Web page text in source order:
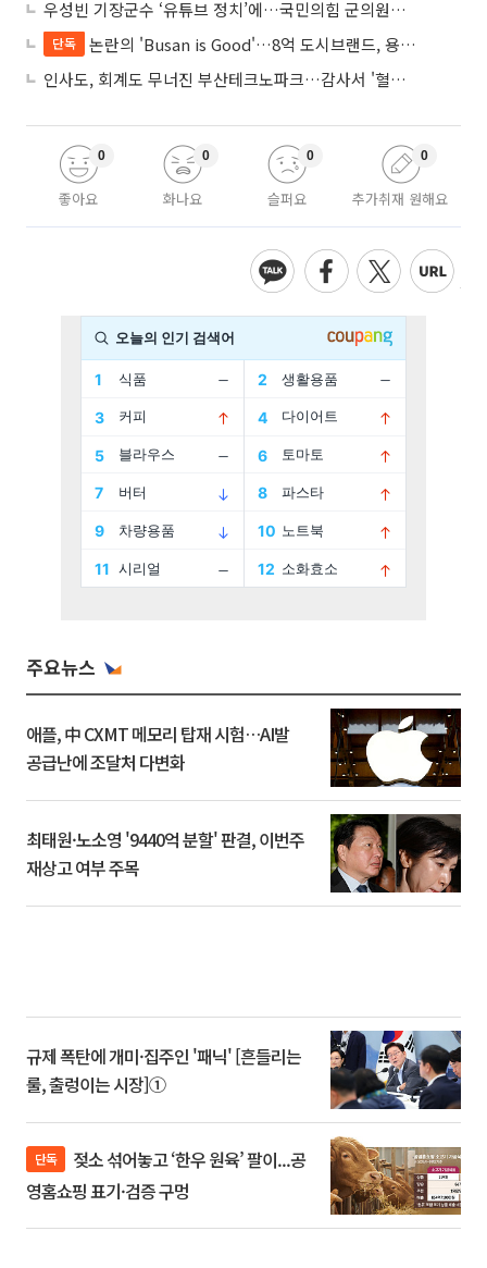
우성빈 기장군수 ‘유튜브 정치’에…국민의힘 군의원들 집단 반발
단독
논란의 'Busan is Good'…8억 도시브랜드, 용산 대통령실 CI 업체가 수행
인사도, 회계도 무너진 부산테크노파크…감사서 '혈세 유용·인사 뒤집기' 적발
좋아요
0
화나요
0
슬퍼요
0
추가취재 원해요
0
주요뉴스
애플, 中 CXMT 메모리 탑재 시험…AI발
공급난에 조달처 다변화
최태원·노소영 '9440억 분할' 판결, 이번주
재상고 여부 주목
규제 폭탄에 개미·집주인 '패닉' [흔들리는
룰, 출렁이는 시장]①
단독
영홈쇼핑 표기·검증 구멍